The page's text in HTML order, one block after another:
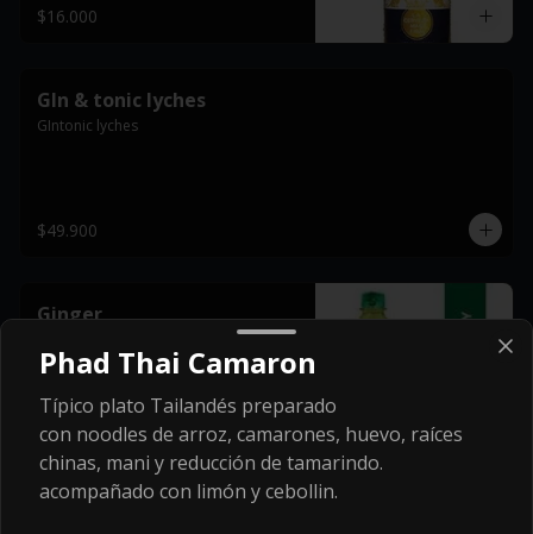
$16.000
GIn & tonic lyches
GIntonic lyches
$49.900
Ginger
$10.500
Phad Thai Camaron
Típico plato Tailandés preparado
con noodles de arroz, camarones, huevo, raíces
chinas, mani y reducción de tamarindo.
acompañado con limón y cebollin.